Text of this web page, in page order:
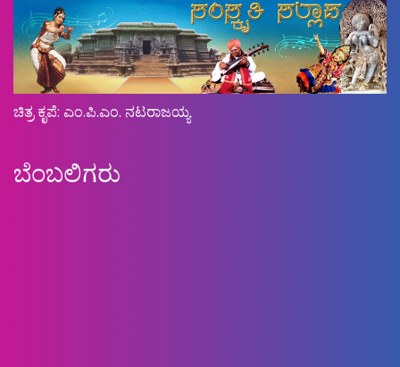
ಚಿತ್ರ ಕೃಪೆ: ಎಂ.ಪಿ.ಎಂ. ನಟರಾಜಯ್ಯ
ಬೆಂಬಲಿಗರು